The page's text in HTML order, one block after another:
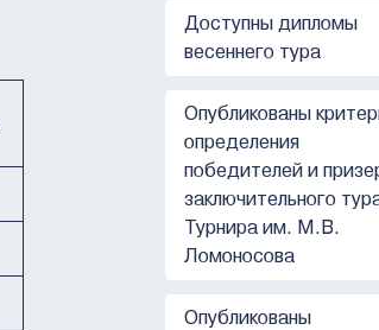
Доступны дипломы
весеннего тура
Опубликованы
определения
победителей и
заключительного
Турнира им. М.В.
Ломоносова
Опубликованы